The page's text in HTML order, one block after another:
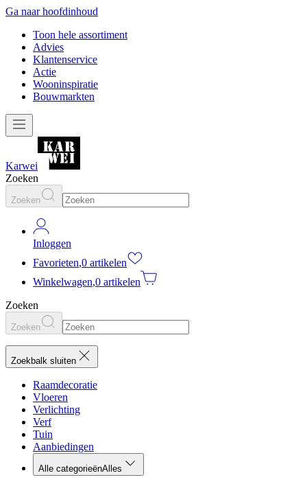
Ga naar hoofdinhoud
Toon hele assortiment
Advies
Klantenservice
Actie
Wooninspiratie
Bouwmarkten
Karwei
Zoeken
Zoeken
Inloggen
Favorieten,0 artikelen
Winkelwagen,0 artikelen
Zoeken
Zoeken
Zoekbalk sluiten
Raamdecoratie
Vloeren
Verlichting
Verf
Tuin
Aanbiedingen
Alle categorieënAlles